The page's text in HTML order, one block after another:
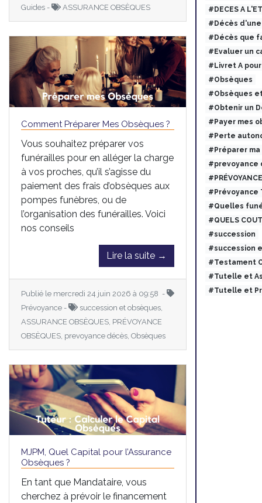
Guides -
ASSURANCE OBSÈQUES
Comment Préparer Mes Obsèques ?
Vous souhaitez préparer vos
funérailles pour en alléger la charge
à vos proches, qu’il s’agisse du
paiement des frais d’obsèques aux
pompes funèbres, ou de
l’organisation des funérailles. Voici
nos conseils
Lire la suite →
Publié le mercredi 24 juin 2026 à 09:58 -
Prévoyance -
succession et obsèques,
ASSURANCE OBSÈQUES, PRÉVOYANCE
OBSÈQUES, prevoyance décès, Obsèques
MJPM, Quel Capital pour l’Assurance
Obsèques ?
En tant que Mandataire, vous
cherchez à prévoir le financement
#DECES A
#Décès
#Décès que
#Evaluer un
#Livret A
#Obsèques
#Obsèques
#Obtenir un
#Payer mes
#Perte
#Préparer ma
#prevoyance
#Prévoyance
#Quelles
#QUELS
#succession
#succession
#Testament
#Tutelle et
#Tutelle et